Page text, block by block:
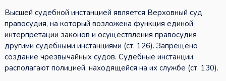
Высшей судебной инстанцией является Верховный суд
правосудия, на который возложена функция единой
интерпретации законов и осуществления правосудия
другими судебными инстанциями (ст. 126). Запрещено
создание чрезвычайных судов. Судебные инстанции
располагают полицией, находящейся на их службе (ст. 130).